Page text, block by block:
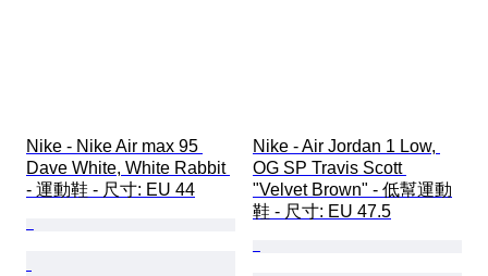
Nike - Nike Air max 95
Dave White, White Rabbit
- 運動鞋 - 尺寸: EU 44
Nike - Air Jordan 1 Low,
OG SP Travis Scott
"Velvet Brown" - 低幫運動
鞋 - 尺寸: EU 47.5